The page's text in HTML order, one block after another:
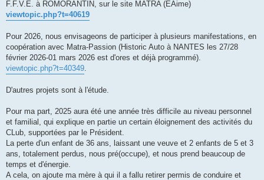
F.F.V.E. à ROMORANTIN, sur le site MATRA (EAime)
viewtopic.php?t=40619
Pour 2026, nous envisageons de participer à plusieurs manifestations, en
coopération avec Matra-Passion (Historic Auto à NANTES les 27/28
février 2026-01 mars 2026 est d'ores et déjà programmé).
viewtopic.php?t=40349
D'autres projets sont à l'étude.
Pour ma part, 2025 aura été une année très difficile au niveau personnel
et familial, qui explique en partie un certain éloignement des activités du
CLub, supportées par le Président.
La perte d'un enfant de 36 ans, laissant une veuve et 2 enfants de 5 et 3
ans, totalement perdus, nous pré(occupe), et nous prend beaucoup de
temps et d'énergie.
A cela, on ajoute ma mère à qui il a fallu retirer permis de conduire et